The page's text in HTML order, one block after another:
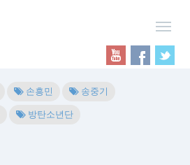
손흥민
송중기
방탄소년단